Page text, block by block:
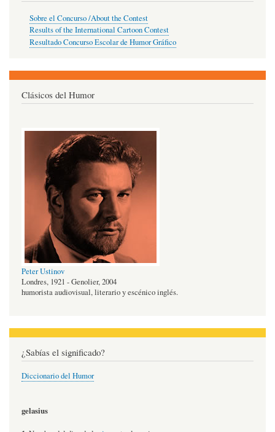
Sobre el Concurso /About the Contest
Results of the International Cartoon Contest
Resultado Concurso Escolar de Humor Gráfico
Clásicos del Humor
Peter Ustinov
Londres, 1921 - Genolier, 2004
humorista audiovisual, literario y escénico inglés.
¿Sabías el significado?
Diccionario del Humor
gelasius